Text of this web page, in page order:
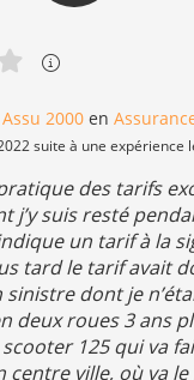
Assu 2000 en
suite à une expérience
des tarifs
j’y suis resté
un tarif à la
tard le tarif avait
dont je
deux roues 3 ans
125 qui va
centre ville, où va le